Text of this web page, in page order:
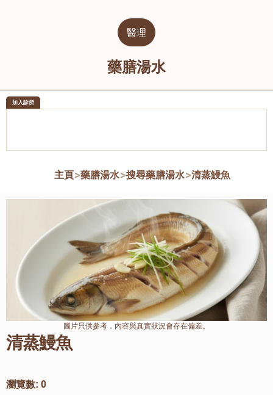
醫理
藥膳湯水
加入診所
主頁>藥膳湯水>搜尋藥膳湯水>清蒸鰻魚
清蒸鰻魚
瀏覽數: 0
圖片只供參考，內容與真實狀況會存在偏差。